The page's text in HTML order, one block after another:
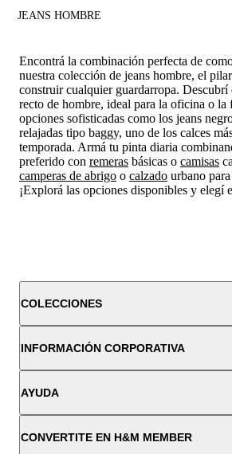
JEANS HOMBRE
Encontrá la combinación perfecta de
nuestra colección de jeans hombre, el
construir cualquier guardarropa. Descubrí
recto de hombre, ideal para la oficina o la
opciones sofisticadas como los jeans
relajadas tipo baggy, uno de los calces
temporada. Armá tu pinta diaria
preferido con remeras básicas o camisas
camperas de abrigo o calzado urbano
¡Explorá las opciones disponibles y elegí
COLECCIONES
INFORMACIÓN CORPORATIVA
AYUDA
CONVERTITE EN H&M MEMBER